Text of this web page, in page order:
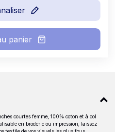
panier
courtes femme, 100% coton et à col
en broderie ou impression, laissez